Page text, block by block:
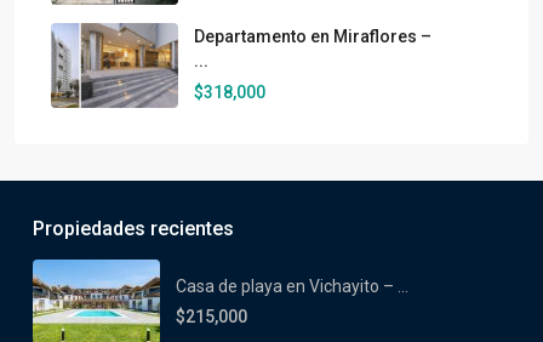
Departamento en Miraflores –
...
$318,000
Propiedades recientes
Casa de playa en Vichayito – ...
$215,000